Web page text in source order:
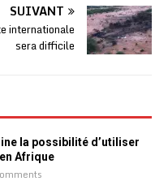
SUIVANT
internationale
sera difficile
la possibilité d’utiliser
Afrique